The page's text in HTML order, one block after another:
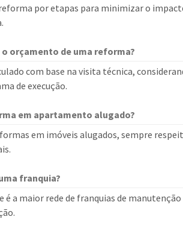
por etapas para minimizar o
orçamento de uma reforma?
com base na visita técnica,
de execução.
em apartamento alugado?
em imóveis alugados, sempre
franquia?
é a maior rede de franquias de